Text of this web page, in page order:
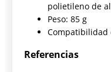
polietileno de
Peso: 85 g
Compatibilidad
Referencias